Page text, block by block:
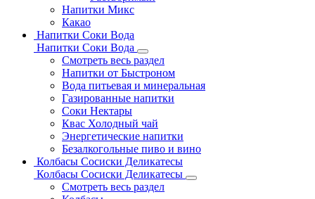
Напитки Микс
Какао
Напитки Соки Вода
Напитки Соки Вода
Смотреть весь раздел
Напитки от Быстроном
Вода питьевая и минеральная
Газированные напитки
Соки Нектары
Квас Холодный чай
Энергетические напитки
Безалкогольные пиво и вино
Колбасы Сосиски Деликатесы
Колбасы Сосиски Деликатесы
Смотреть весь раздел